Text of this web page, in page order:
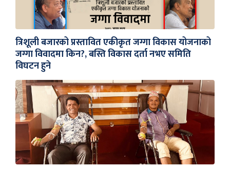
त्रिशूली बजारको प्रस्तावित एकीकृत जग्गा विकास योजनाको
जग्गा विवादमा किन?, बस्ति विकास दर्ता नभए समिति
विघटन हुने